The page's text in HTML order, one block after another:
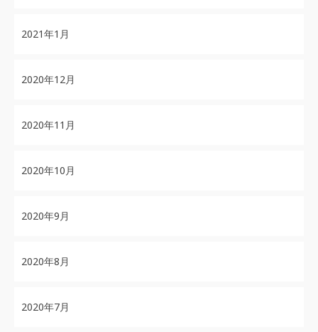
2021年1月
2020年12月
2020年11月
2020年10月
2020年9月
2020年8月
2020年7月